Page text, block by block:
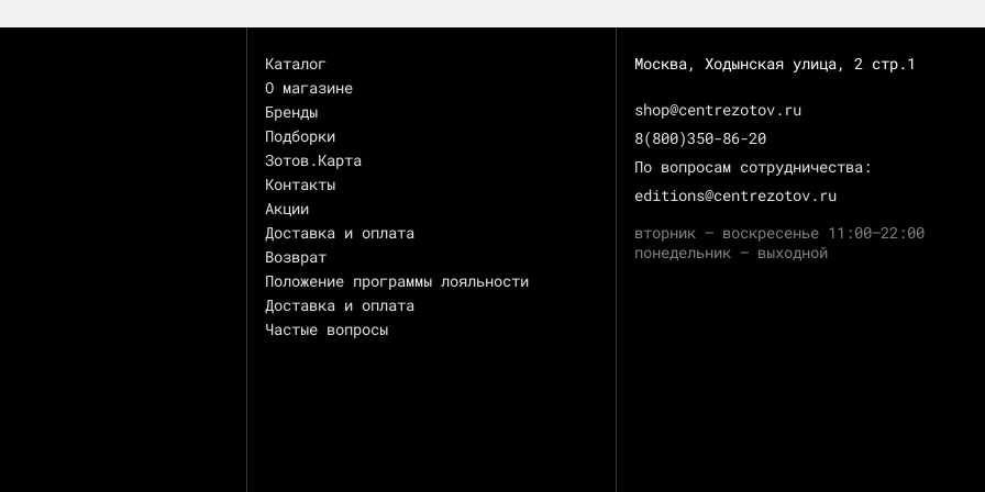
Каталог
О магазине
Бренды
Подборки
Зотов.Карта
Контакты
Акции
Доставка и оплата
Возврат
Положение программы лояльности
Доставка и оплата
Частые вопросы
Москва, Ходынская улица, 2 стр.1
shop@centrezotov.ru
8(800)350-86-20
По вопросам сотрудничества:
editions@centrezotov.ru
вторник — воскресенье 11:00–22:00
понедельник — выходной